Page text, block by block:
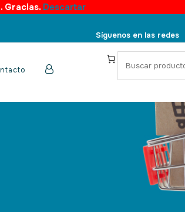
Gracias. Descartar
Síguenos en las redes